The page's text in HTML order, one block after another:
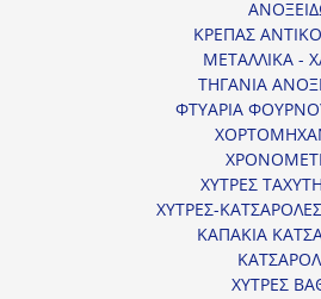
ΚΡΕΠΑΣ
ΜΕΤΑΛΛΙΚΑ -
ΤΗΓΑΝΙΑ
ΦΤΥΑΡΙΑ
ΧΥΤΡΕΣ
ΧΥΤΡΕΣ-
ΚΑΠΑΚΙΑ
ΧΥΤΡΕΣ